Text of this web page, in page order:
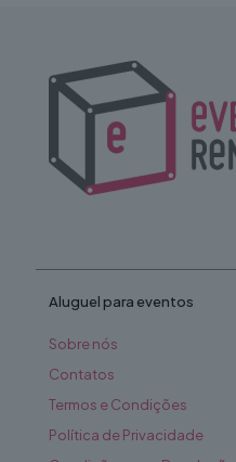
Aluguel para eventos
Sobre nós
Contatos
Termos e Condições
Política de Privacidade